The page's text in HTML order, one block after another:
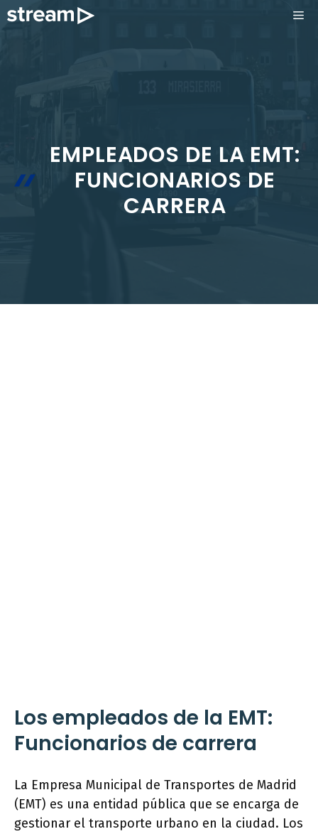
Saltar
EMPLEADOS DE LA EMT:
FUNCIONARIOS DE
CARRERA
Los empleados de la EMT:
Funcionarios de carrera
La Empresa Municipal de Transportes de Madrid
(EMT) es una entidad pública que se encarga de
gestionar el transporte urbano en la ciudad. Los